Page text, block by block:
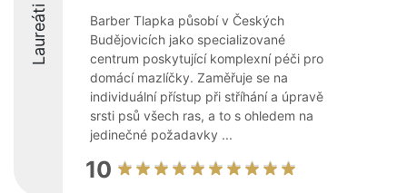
Laureáti
Barber Tlapka působí v Českých
Budějovicích jako specializované
centrum poskytující komplexní péči pro
domácí mazlíčky. Zaměřuje se na
individuální přístup při stříhání a úpravě
srsti psů všech ras, a to s ohledem na
jedinečné požadavky ...
10